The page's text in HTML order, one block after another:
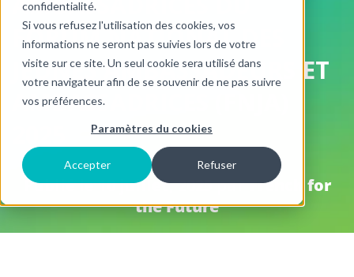
confidentialité.
Si vous refusez l'utilisation des cookies, vos
informations ne seront pas suivies lors de votre
visite sur ce site. Un seul cookie sera utilisé dans
votre navigateur afin de se souvenir de ne pas suivre
vos préférences.
Paramètres du cookies
Accepter Refuser
FORUM NATIONAL DES
JEUNES AMBASSADEURS ET
AMBASSADRICES (FNJA)
Publié le10 juillet, 2025parFrench for
the Future